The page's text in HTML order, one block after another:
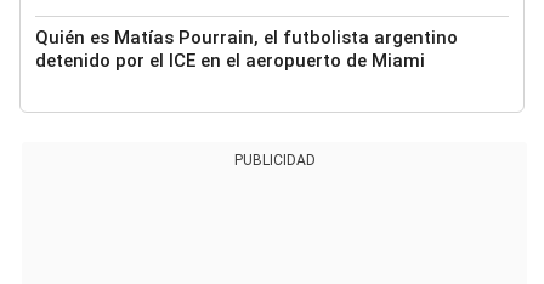
Quién es Matías Pourrain, el futbolista argentino
detenido por el ICE en el aeropuerto de Miami
PUBLICIDAD